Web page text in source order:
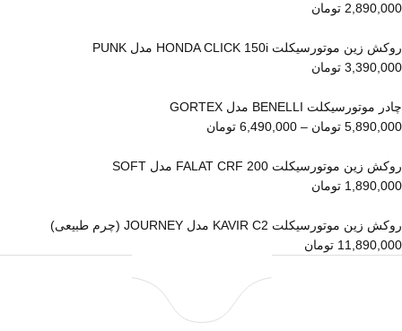
2,890,000 تومان
روکش زین موتورسیکلت HONDA CLICK 150i مدل PUNK
3,390,000 تومان
چادر موتورسیکلت BENELLI مدل GORTEX
5,890,000 تومان –
6,490,000 تومان
روکش زین موتورسیکلت FALAT CRF 200 مدل SOFT
1,890,000 تومان
روکش زین موتورسیکلت KAVIR C2 مدل JOURNEY (چرم طبیعی)
11,890,000 تومان